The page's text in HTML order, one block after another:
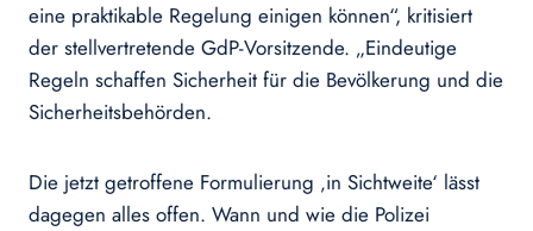
eine praktikable Regelung einigen können“, kritisiert
der stellvertretende GdP-Vorsitzende. „Eindeutige
Regeln schaffen Sicherheit für die Bevölkerung und die
Sicherheitsbehörden.
Die jetzt getroffene Formulierung ‚in Sichtweite‘ lässt
dagegen alles offen. Wann und wie die Polizei